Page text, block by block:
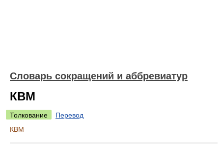
Словарь сокращений и аббревиатур
КВМ
Толкование
Перевод
КВМ